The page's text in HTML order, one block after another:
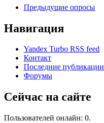
Предыдущие опросы
Навигация
Yandex Turbo RSS feed
Контакт
Последние публикации
Форумы
Сейчас на сайте
Пользователей онлайн: 0.